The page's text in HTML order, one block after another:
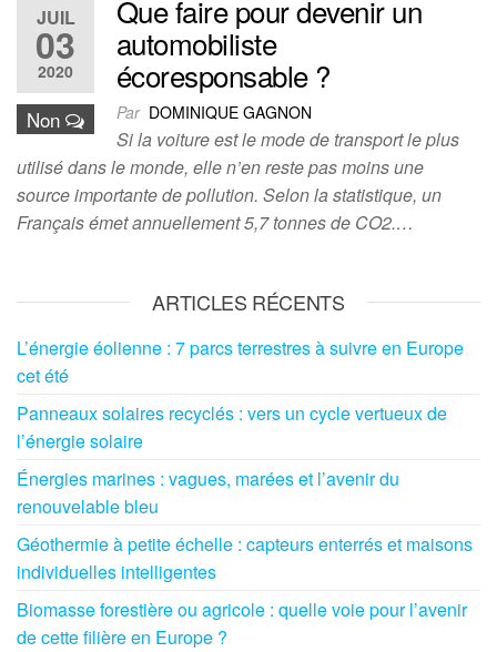
JUIL
03
2020
Non
Que faire pour devenir un
automobiliste
écoresponsable ?
Par DOMINIQUE GAGNON
Si la voiture est le mode de transport le plus
utilisé dans le monde, elle n’en reste pas moins une
source importante de pollution. Selon la statistique, un
Français émet annuellement 5,7 tonnes de CO2.…
ARTICLES RÉCENTS
L’énergie éolienne : 7 parcs terrestres à suivre en Europe
cet été
Panneaux solaires recyclés : vers un cycle vertueux de
l’énergie solaire
Énergies marines : vagues, marées et l’avenir du
renouvelable bleu
Géothermie à petite échelle : capteurs enterrés et maisons
individuelles intelligentes
Biomasse forestière ou agricole : quelle voie pour l’avenir
de cette filière en Europe ?